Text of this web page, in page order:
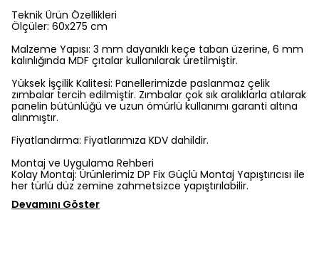
Teknik Ürün Özellikleri
Ölçüler: 60x275 cm
Malzeme Yapısı: 3 mm dayanıklı keçe taban üzerine, 6 mm
kalınlığında MDF çıtalar kullanılarak üretilmiştir.
Yüksek İşçilik Kalitesi: Panellerimizde paslanmaz çelik
zımbalar tercih edilmiştir. Zımbalar çok sık aralıklarla atılarak
panelin bütünlüğü ve uzun ömürlü kullanımı garanti altına
alınmıştır.
Fiyatlandırma: Fiyatlarımıza KDV dahildir.
Montaj ve Uygulama Rehberi
Kolay Montaj: Ürünlerimiz DP Fix Güçlü Montaj Yapıştırıcısı ile
her türlü düz zemine zahmetsizce yapıştırılabilir.
Devamını Göster